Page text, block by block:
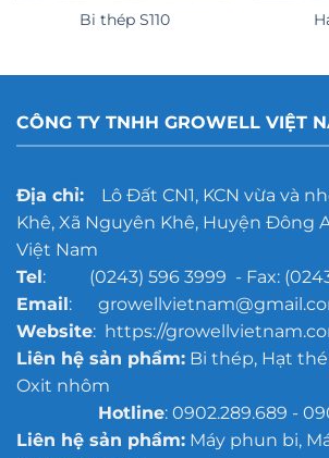
Bi thép S110
CÔNG TY TNHH GROWELL VIỆT
Địa chỉ:Lô Đất CN1, KCN vừa và
Khê, Xã Nguyên Khê, Huyện Đông
Việt Nam
Tel: (0243) 596 3999 - Fax:
Email:
Website: https://
Liên hệ sản phẩm:Bi thép, Hạt
Oxit nhôm
Hotline: 0902.289.689 -
Liên hệ sản phẩm:Máy phun bi,